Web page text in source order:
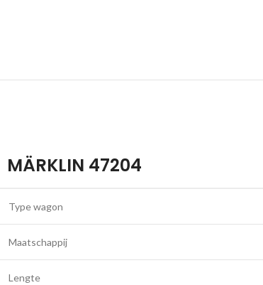
MÄRKLIN 47204
Type wagon
Maatschappij
Lengte